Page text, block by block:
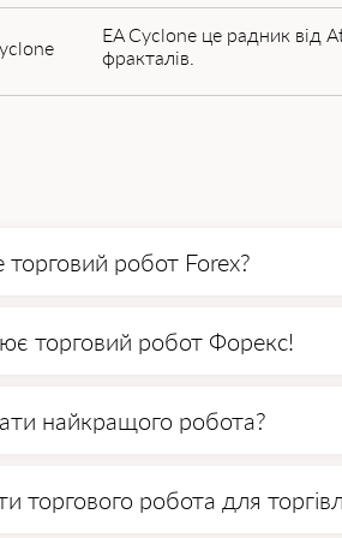
EA Cyclone це радник від
фракталів.
робот Forex?
робот форекс - інструмент
або продавати валютну пару
і укладати угоди на
торговий робот Форекс!
використовують
визначаються на основі
найкращого робота?
торгівлі вам
5-7% прибутку на місяць.
торгового робота для